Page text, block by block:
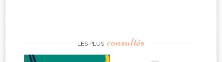
LES PLUS consultés